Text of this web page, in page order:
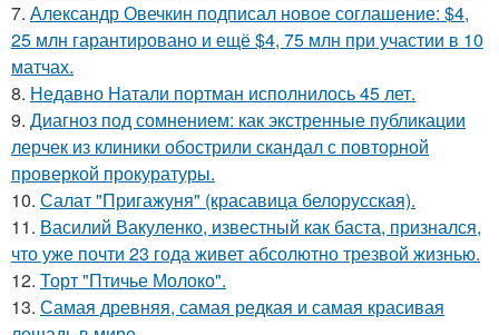
7. Александр Овечкин подписал новое соглашение: $4,
25 млн гарантировано и ещё $4, 75 млн при участии в 10
матчах.
8. Недавно Натали портман исполнилось 45 лет.
9. Диагноз под сомнением: как экстренные публикации
лерчек из клиники обострили скандал с повторной
проверкой прокуратуры.
10. Салат "Пригажуня" (красавица белорусская).
11. Василий Вакуленко, известный как баста, признался,
что уже почти 23 года живет абсолютно трезвой жизнью.
12. Торт "Птичье Молоко".
13. Самая древняя, самая редкая и самая красивая